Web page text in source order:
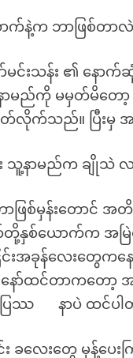
က်နဲ့က ဘာဖြစ်တာလဲ
င်းသန်း ၏ နောက်ဆုံ
နာမည်ကို မမှတ်မိတ
တ်လိုက်သည်။ ပြီးမှ အာ
နာမည်က ချိုသဲ လာ
ာဖြစ်မှန်းတောင်
ော်တို့နှစ်ယောက်က အ
ခုန်လေးတွေကနေစပ
ော်ထင်တာကတော့
ြဿ နာပဲ ထင်ပါ
ခလေးတွေ မုန့်ပ